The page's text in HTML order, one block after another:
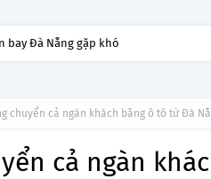
tạm dừng khai thác một số đường
chuyển cả ngàn khách bằng ô tô từ Đà
cả ngàn